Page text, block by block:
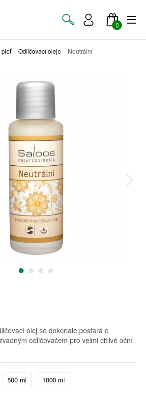
0
pleť - Odličovací oleje - Neutrální
olej se dokonale postará o
odličovačem pro velmi citlivé oční
500 ml 1000 ml